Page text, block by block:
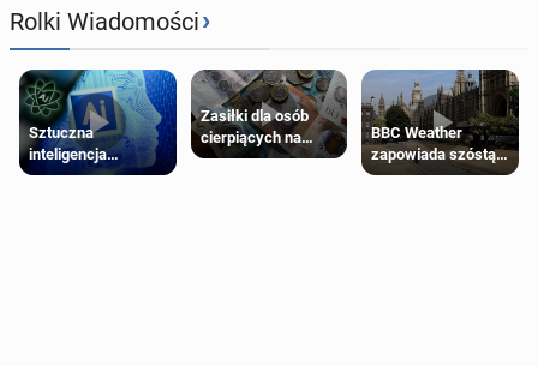
Rolki Wiadomości›
Sztuczna
inteligencja
próbowała oszukać
Zasiłki dla osób
cierpiących na
schorzenia
BBC Weather
zapowiada szóstą
falę upałów w